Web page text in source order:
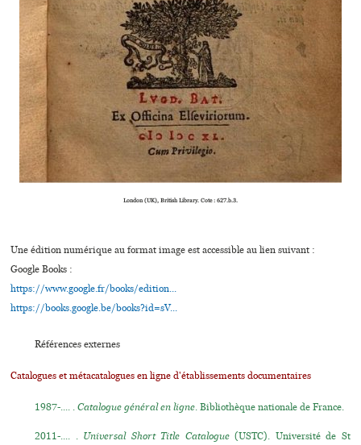
London (UK), British Library. Cote : 627.b.3.
Une édition numérique au format image est accessible au lien suivant :
Google Books :
https://www.google.fr/books/edition...
https://books.google.be/books?id=sV...
Références externes
Catalogues et métacatalogues en ligne d'établissements documentaires
1987-.... .Catalogue général en ligne. Bibliothèque nationale de France.
2011-.... . Universal Short Title Catalogue(USTC). Université de St